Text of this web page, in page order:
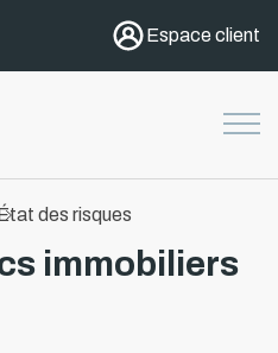
Espace client
des risques
immobiliers